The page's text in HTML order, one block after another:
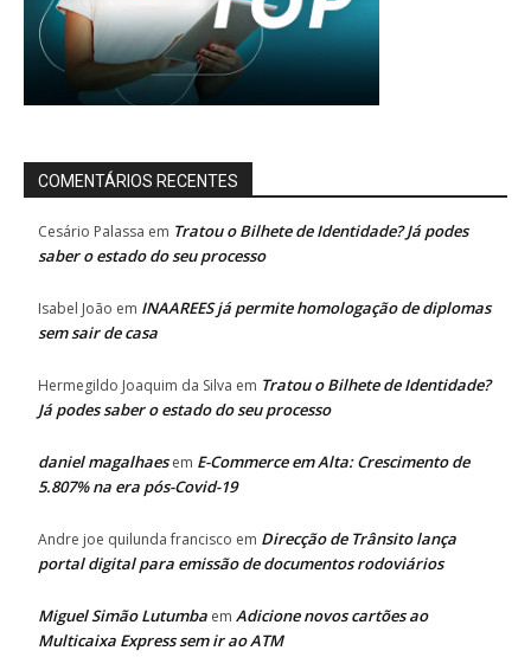
COMENTÁRIOS RECENTES
Cesário Palassa em Tratou o Bilhete de Identidade? Já podes
saber o estado do seu processo
Isabel João em INAAREES já permite homologação de diplomas
sem sair de casa
Hermegildo Joaquim da Silva em Tratou o Bilhete de Identidade?
Já podes saber o estado do seu processo
daniel magalhaesem E-Commerce em Alta: Crescimento de
5.807% na era pós-Covid-19
Andre joe quilunda francisco em Direcção de Trânsito lança
portal digital para emissão de documentos rodoviários
Miguel Simão Lutumba em Adicione novos cartões ao
Multicaixa Express sem ir ao ATM